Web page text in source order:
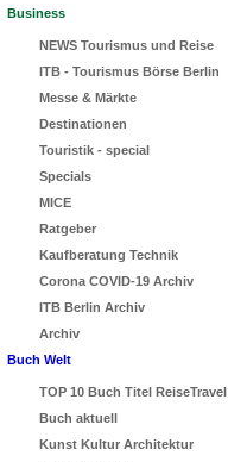
Business
NEWS Tourismus und Reise
ITB - Tourismus Börse Berlin
Messe & Märkte
Destinationen
Touristik - special
Specials
MICE
Ratgeber
Kaufberatung Technik
Corona COVID-19 Archiv
ITB Berlin Archiv
Archiv
Buch Welt
TOP 10 Buch Titel ReiseTravel
Buch aktuell
Kunst Kultur Architektur